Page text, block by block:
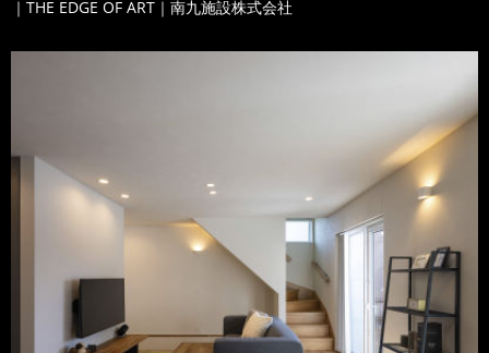
｜THE EDGE OF ART｜南九施設株式会社